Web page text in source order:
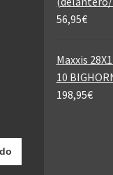
56,95€
Maxxis
10
198,95€